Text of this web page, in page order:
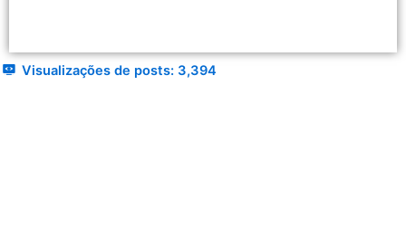
Visualizações de posts: 3,394